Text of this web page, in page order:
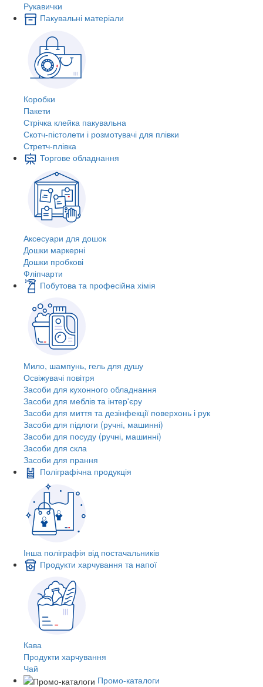
Рукавички
Пакувальні матеріали
Коробки
Пакети
Стрічка клейка пакувальна
Скотч-пістолети і розмотувачі для плівки
Стретч-плівка
Торгове обладнання
Аксесуари для дошок
Дошки маркерні
Дошки пробкові
Фліпчарти
Побутова та професійна хімія
Мило, шампунь, гель для душу
Освіжувачі повітря
Засоби для кухонного обладнання
Засоби для меблів та інтер'єру
Засоби для миття та дезінфекції поверхонь і рук
Засоби для підлоги (ручні, машинні)
Засоби для посуду (ручні, машинні)
Засоби для скла
Засоби для прання
Поліграфічна продукція
Інша поліграфія від постачальників
Продукти харчування та напої
Кава
Продукти харчування
Чай
Промо-каталоги